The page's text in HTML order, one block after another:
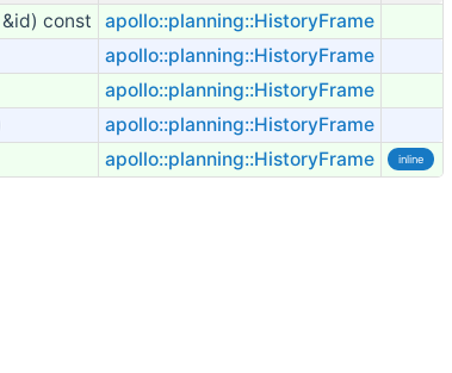
const
apollo::planning::HistoryFrame
apollo::planning::HistoryFrame
apollo::planning::HistoryFrame
apollo::planning::HistoryFrame
apollo::planning::HistoryFrame inline